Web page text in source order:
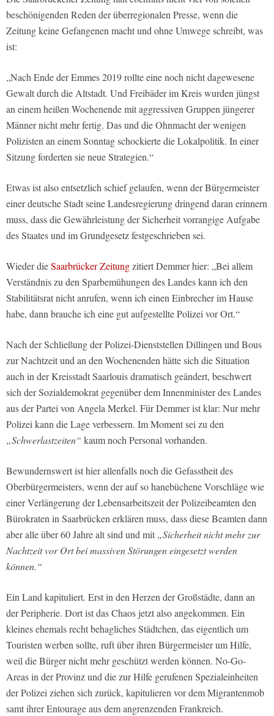
beschönigenden Reden der überregionalen Presse, wenn die
Zeitung keine Gefangenen macht und ohne Umwege schreibt, was
ist:
„Nach Ende der Emmes 2019 rollte eine noch nicht dagewesene
Gewalt durch die Altstadt. Und Freibäder im Kreis wurden jüngst
an einem heißen Wochenende mit aggressiven Gruppen jüngerer
Männer nicht mehr fertig. Das und die Ohnmacht der wenigen
Polizisten an einem Sonntag schockierte die Lokalpolitik. In einer
Sitzung forderten sie neue Strategien.“
Etwas ist also entsetzlich schief gelaufen, wenn der Bürgermeister
einer deutsche Stadt seine Landesregierung dringend daran erinnern
muss, dass die Gewährleistung der Sicherheit vorrangige Aufgabe
des Staates und im Grundgesetz festgeschrieben sei.
Wieder dieSaarbrücker Zeitungzitiert Demmer hier: „Bei allem
Verständnis zu den Sparbemühungen des Landes kann ich den
Stabilitätsrat nicht anrufen, wenn ich einen Einbrecher im Hause
habe, dann brauche ich eine gut aufgestellte Polizei vor Ort.“
Nach der Schließung der Polizei-Dienststellen Dillingen und Bous
zur Nachtzeit und an den Wochenenden hätte sich die Situation
auch in der Kreisstadt Saarlouis dramatisch geändert, beschwert
sich der Sozialdemokrat gegenüber dem Innenminister des Landes
aus der Partei von Angela Merkel. Für Demmer ist klar: Nur mehr
Polizei kann die Lage verbessern. Im Moment sei zu den
„Schwerlastzeiten“ kaum noch Personal vorhanden.
Bewundernswert ist hier allenfalls noch die Gefasstheit des
Oberbürgermeisters, wenn der auf so hanebüchene Vorschläge wie
einer Verlängerung der Lebensarbeitszeit der Polizeibeamten den
Bürokraten in Saarbrücken erklären muss, dass diese Beamten dann
aber alle über 60 Jahre alt sind und mit „Sicherheit nicht mehr zur
Nachtzeit vor Ort bei massiven Störungen eingesetzt werden
können.“
Ein Land kapituliert. Erst in den Herzen der Großstädte, dann an
der Peripherie. Dort ist das Chaos jetzt also angekommen. Ein
kleines ehemals recht behagliches Städtchen, das eigentlich um
Touristen werben sollte, ruft über ihren Bürgermeister um Hilfe,
weil die Bürger nicht mehr geschützt werden können. No-Go-
Areas in der Provinz und die zur Hilfe gerufenen Spezialeinheiten
der Polizei ziehen sich zurück, kapitulieren vor dem Migrantenmob
samt ihrer Entourage aus dem angrenzenden Frankreich.